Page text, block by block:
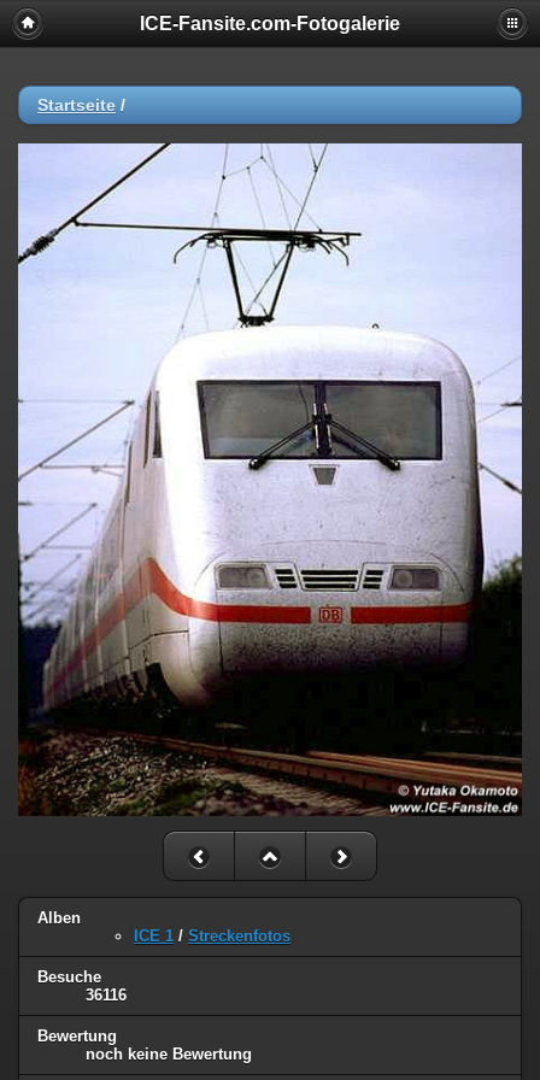
ICE-Fansite.com-Fotogalerie
Startseite /
Alben
ICE 1 / Streckenfotos
Besuche
36116
Bewertung
noch keine Bewertung